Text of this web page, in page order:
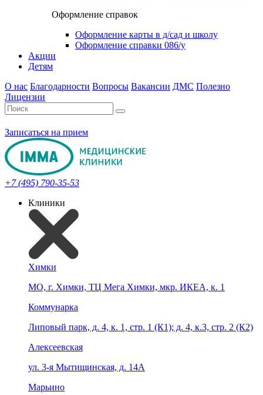
Оформление справок
Оформление карты в д/сад и школу
Оформление справки 086/у
Акции
Детям
О нас Благодарности Вопросы Вакансии ДМС Полезно
Лицензии
Записаться на прием
+7 (495) 790-35-53
Клиники
Химки
МО, г. Химки, ТЦ Мега Химки, мкр. ИКЕА, к. 1
Коммунарка
Липовый парк, д. 4, к. 1, стр. 1 (К1); д. 4, к.3, стр. 2 (К2)
Алексеевская
ул. 3-я Мытищинская, д. 14А
Марьино